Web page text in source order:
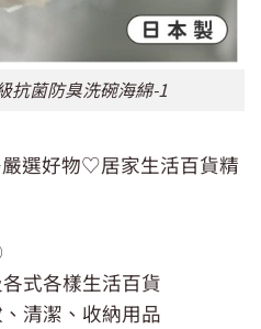
抗菌防臭洗碗海綿-1
嚴選好物♡居家生活百貨精
式各樣生活百貨
清潔、收納用品